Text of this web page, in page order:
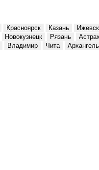
Красноярск Казань Ижевск
Новокузнецк Рязань
Владимир Чита